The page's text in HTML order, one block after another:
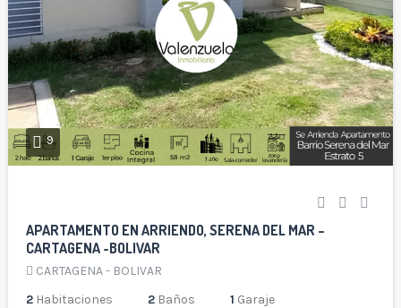
9
APARTAMENTO EN ARRIENDO, SERENA DEL MAR –
CARTAGENA -BOLIVAR
CARTAGENA - BOLIVAR
2 Habitaciones 2 Baños 1 Garaje